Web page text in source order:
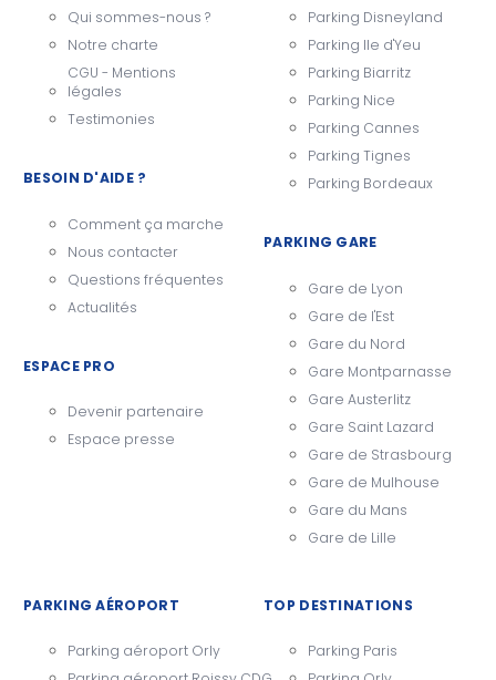
Qui sommes-nous ?
Notre charte
CGU - Mentions
légales
Testimonies
BESOIN D'AIDE ?
Comment ça marche
Nous contacter
Questions fréquentes
Actualités
ESPACE PRO
Devenir partenaire
Espace presse
Parking Disneyland
Parking Ile d'Yeu
Parking Biarritz
Parking Nice
Parking Cannes
Parking Tignes
Parking Bordeaux
PARKING GARE
Gare de Lyon
Gare de l'Est
Gare du Nord
Gare Montparnasse
Gare Austerlitz
Gare Saint Lazard
Gare de Strasbourg
Gare de Mulhouse
Gare du Mans
Gare de Lille
PARKING AÉROPORT
Parking aéroport Orly
TOP DESTINATIONS
Parking Paris